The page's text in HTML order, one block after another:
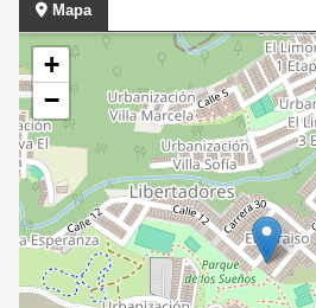
Mapa
+
−